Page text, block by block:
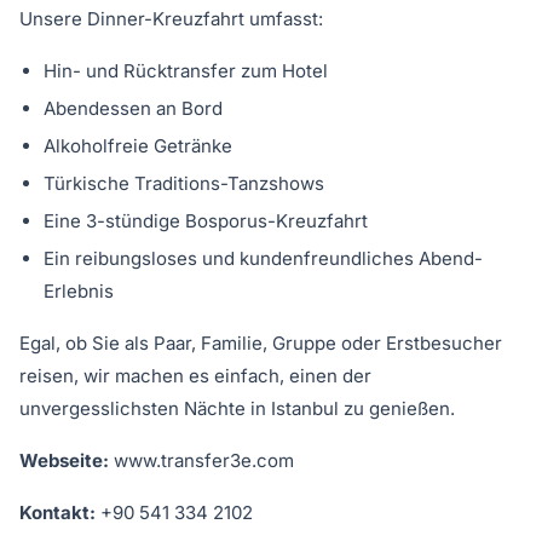
Unsere Dinner-Kreuzfahrt umfasst:
Hin- und Rücktransfer zum Hotel
Abendessen an Bord
Alkoholfreie Getränke
Türkische Traditions-Tanzshows
Eine 3-stündige Bosporus-Kreuzfahrt
Ein reibungsloses und kundenfreundliches Abend-
Erlebnis
Egal, ob Sie als Paar, Familie, Gruppe oder Erstbesucher
reisen, wir machen es einfach, einen der
unvergesslichsten Nächte in Istanbul zu genießen.
Webseite: www.transfer3e.com
Kontakt: +90 541 334 2102